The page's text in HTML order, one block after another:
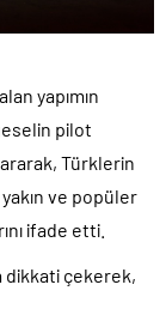
yapımın
pilot
Türklerin
yakın ve popüler
ifade etti.
dikkati çekerek,